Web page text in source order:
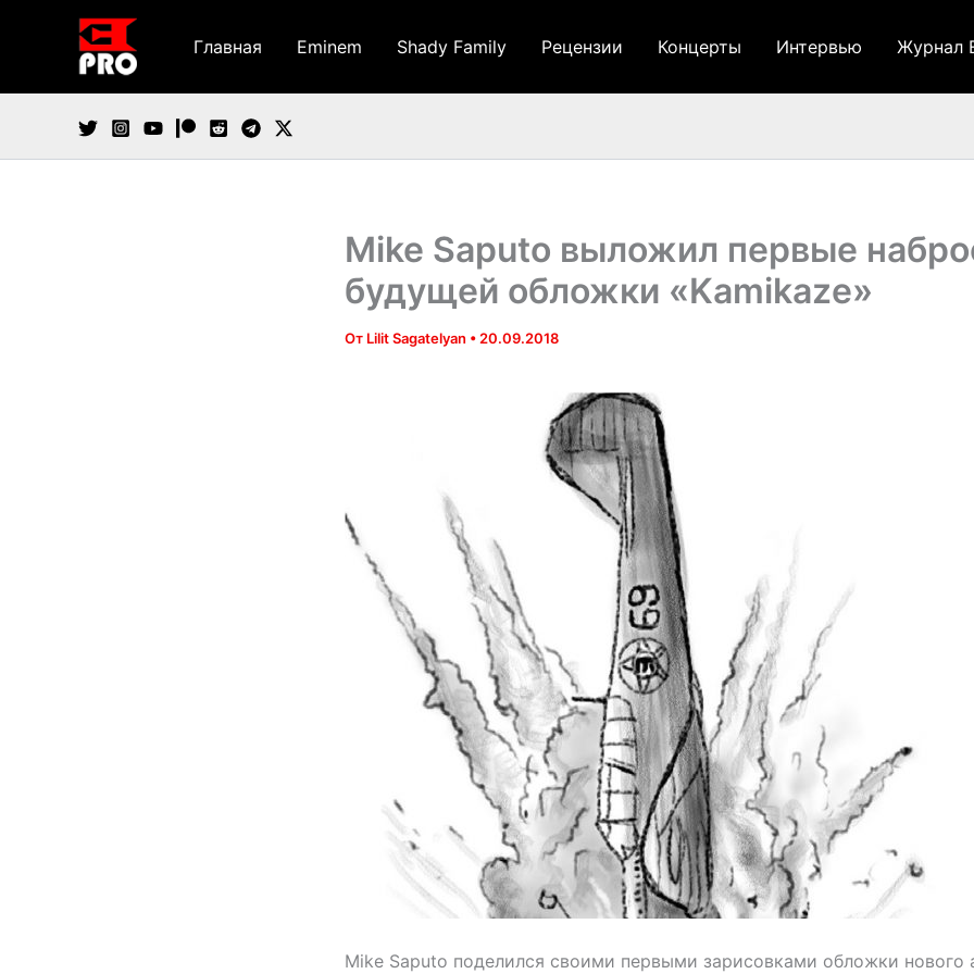
содержимому
Главная Eminem Shady Family Рецензии Концерты Интервью Журнал
Mike Saputo выложил первые
будущей обложки «Kamikaze»
От Lilit Sagatelyan • 20.09.2018
Mike Saputo поделился своими первыми зарисовками обложки нового